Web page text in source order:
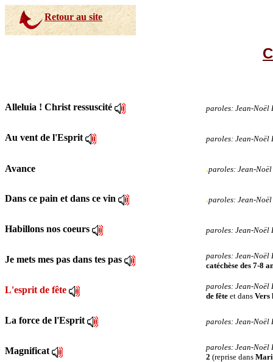
Retour au site
Alleluia ! Christ ressuscité paroles: Jean-Noël
Au vent de l'Esprit paroles: Jean-Noël
Avance .paroles: Jean-
Dans ce pain et dans ce vin .paroles: Jean-
Habillons nos coeurs paroles: Jean-Noël
Je mets mes pas dans tes pas
paroles: Jean-Noël
catéchèse des 7-8
L'esprit de fête
paroles: Jean-Noël
de fête et dans Vers
La force de l'Esprit paroles: Jean-Noël
Magnificat
paroles: Jean-Noël
2 (reprise dans